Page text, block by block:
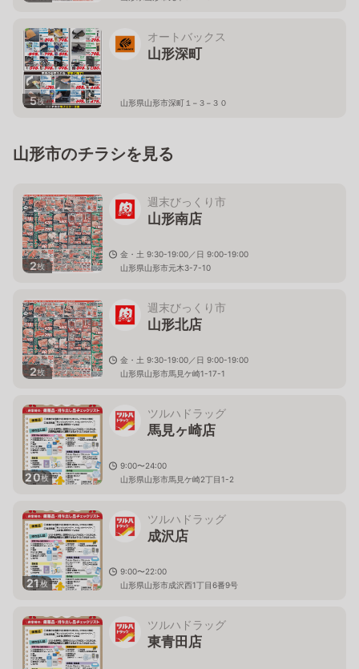
5枚
オートバックス
山形深町
山形県山形市深町１−３−３０
山形市のチラシを見る
2枚
週末びっくり市
山形南店
金・土 9:30-19:00／日 9:00-19:00
山形県山形市元木3-7-10
2枚
週末びっくり市
山形北店
金・土 9:30-19:00／日 9:00-19:00
山形県山形市馬見ケ崎1-17-1
20枚
ツルハドラッグ
馬見ヶ崎店
9:00〜24:00
山形県山形市馬見ケ崎2丁目1-2
21枚
ツルハドラッグ
成沢店
9:00〜22:00
山形県山形市成沢西1丁目6番9号
ツルハドラッグ
東青田店